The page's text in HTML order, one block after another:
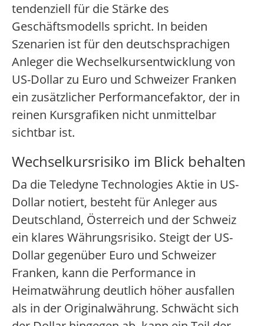
tendenziell für die Stärke des
Geschäftsmodells spricht. In beiden
Szenarien ist für den deutschsprachigen
Anleger die Wechselkursentwicklung von
US-Dollar zu Euro und Schweizer Franken
ein zusätzlicher Performancefaktor, der in
reinen Kursgrafiken nicht unmittelbar
sichtbar ist.
Wechselkursrisiko im Blick behalten
Da die Teledyne Technologies Aktie in US-
Dollar notiert, besteht für Anleger aus
Deutschland, Österreich und der Schweiz
ein klares Währungsrisiko. Steigt der US-
Dollar gegenüber Euro und Schweizer
Franken, kann die Performance in
Heimatwährung deutlich höher ausfallen
als in der Originalwährung. Schwächt sich